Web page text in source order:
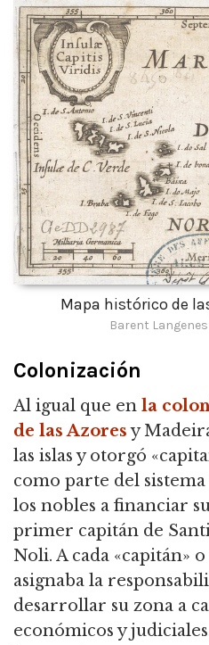
Mapa histórico de
Barent
Colonización
Al igual que en la
de las Azoresy
las islas y otorgó
como parte del
los nobles a financiar
primer capitán de
Noli. A cada «capitán» o
asignaba la
desarrollar su zona a
económicos y